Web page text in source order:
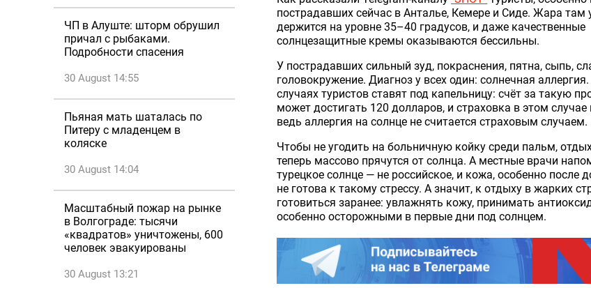
ЧП в Алуште: шторм обрушил
причал с рыбаками.
Подробности спасения
30 August 14:55
Пьяная мать шаталась по
Питеру с младенцем в
коляске
30 August 14:04
Масштабный пожар на рынке
в Волгограде: тысячи
«квадратов» уничтожены, 600
человек эвакуированы
30 August 13:21
пострадавших сейчас в Анталье, Кемере и Сиде. Жара там
держится на уровне 35–40 градусов, и даже качественные
солнцезащитные кремы оказываются бессильны.
У пострадавших сильный зуд, покраснения, пятна, сыпь,
головокружение. Диагноз у всех один: солнечная
случаях туристов ставят под капельницу: счёт за такую
может достигать 120 долларов, и страховка в этом случае
ведь аллергия на солнце не считается страховым случаем.
Чтобы не угодить на больничную койку среди пальм,
теперь массово прячутся от солнца. А местные врачи
турецкое солнце — не российское, и кожа, особенно после
не готова к такому стрессу. А значит, к отдыху в жарких
готовиться заранее: увлажнять кожу, принимать
особенно осторожными в первые дни под солнцем.